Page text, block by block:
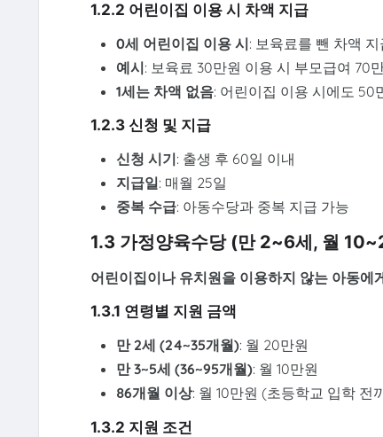
1.2.2 어린이집 이용 시 차액 지급
0세 어린이집 이용 시: 보육료를 뺀 차액 지
예시: 보육료 30만원 이용 시 부모급여 70
1세는 차액 없음: 어린이집 이용 시에도 50
1.2.3 신청 및 지급
신청 시기: 출생 후 60일 이내
지급일: 매월 25일
중복 수급: 아동수당과 중복 지급 가능
1.3 가정양육수당 (만 2~6세, 월
어린이집이나 유치원을 이용하지 않는 아동에
1.3.1 연령별 지원 금액
만 2세 (24~35개월): 월 20만원
만 3~5세 (36~95개월): 월 10만원
86개월 이상: 월 10만원 (초등학교 입학 전
1.3.2 지원 조건